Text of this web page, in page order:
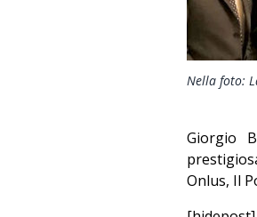
Nella foto:
Giorgio
Onlus, Il